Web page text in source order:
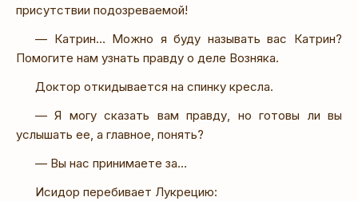
присутствии подозреваемой!
— Катрин… Можно я буду называть вас Катрин?
Помогите нам узнать правду о деле Возняка.
Доктор откидывается на спинку кресла.
— Я могу сказать вам правду, но готовы ли вы
услышать ее, а главное, понять?
— Вы нас принимаете за…
Исидор перебивает Лукрецию: